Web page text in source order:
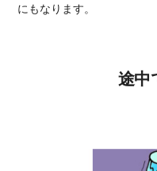
にもなります。
途中